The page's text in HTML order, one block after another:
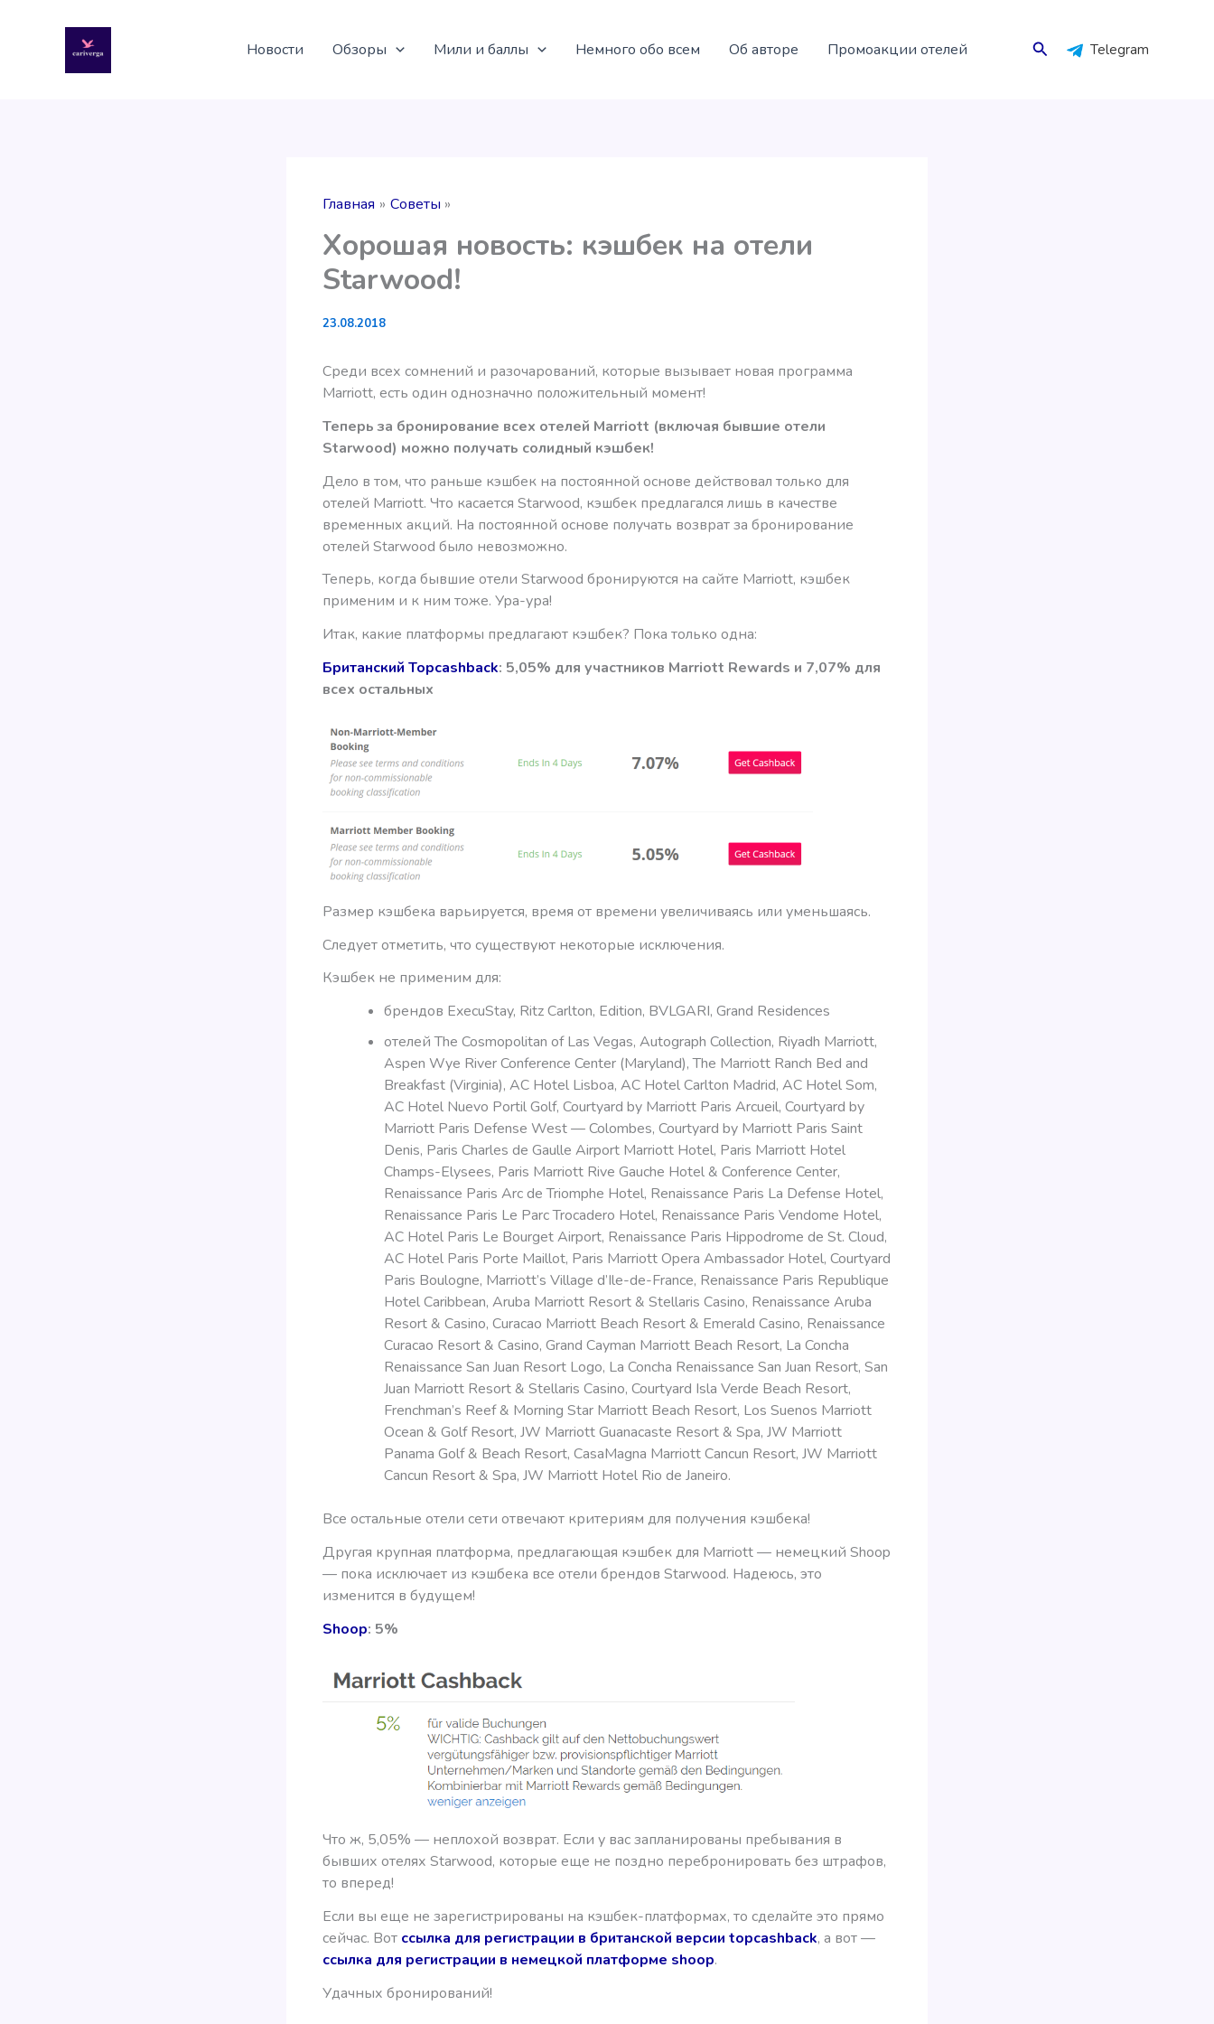
содержимому
Новости Обзоры Мили и баллы Немного обо всем Об авторе Промоакции отелей Поиск Telegram
Главная Советы
Хорошая новость: кэшбек на отели
Starwood!
23.08.2018
Среди всех сомнений и разочарований, которые вызывает новая программа
Marriott, есть один однозначно положительный момент!
Теперь за бронирование всех отелей Marriott (включая бывшие отели
Starwood) можно получать солидный кэшбек!
Дело в том, что раньше кэшбек на постоянной основе действовал только для
отелей Marriott. Что касается Starwood, кэшбек предлагался лишь в качестве
временных акций. На постоянной основе получать возврат за бронирование
отелей Starwood было невозможно.
Теперь, когда бывшие отели Starwood бронируются на сайте Marriott, кэшбек
применим и к ним тоже. Ура-ура!
Итак, какие платформы предлагают кэшбек? Пока только одна:
Британский Topcashback: 5,05% для участников Marriott Rewards и 7,07% для
всех остальных
Размер кэшбека варьируется, время от времени увеличиваясь или уменьшаясь.
Следует отметить, что существуют некоторые исключения.
Кэшбек не применим для:
брендов ExecuStay, Ritz Carlton, Edition, BVLGARI, Grand Residences
отелей The Cosmopolitan of Las Vegas, Autograph Collection, Riyadh Marriott,
Aspen Wye River Conference Center (Maryland), The Marriott Ranch Bed and
Breakfast (Virginia), AC Hotel Lisboa, AC Hotel Carlton Madrid, AC Hotel Som,
AC Hotel Nuevo Portil Golf, Courtyard by Marriott Paris Arcueil, Courtyard by
Marriott Paris Defense West — Colombes, Courtyard by Marriott Paris Saint
Denis, Paris Charles de Gaulle Airport Marriott Hotel, Paris Marriott Hotel
Champs-Elysees, Paris Marriott Rive Gauche Hotel & Conference Center,
Renaissance Paris Arc de Triomphe Hotel, Renaissance Paris La Defense Hotel,
Renaissance Paris Le Parc Trocadero Hotel, Renaissance Paris Vendome Hotel,
AC Hotel Paris Le Bourget Airport, Renaissance Paris Hippodrome de St. Cloud,
AC Hotel Paris Porte Maillot, Paris Marriott Opera Ambassador Hotel, Courtyard
Paris Boulogne, Marriott’s Village d’Ile-de-France, Renaissance Paris Republique
Hotel Caribbean, Aruba Marriott Resort & Stellaris Casino, Renaissance Aruba
Resort & Casino, Curacao Marriott Beach Resort & Emerald Casino, Renaissance
Curacao Resort & Casino, Grand Cayman Marriott Beach Resort, La Concha
Renaissance San Juan Resort Logo, La Concha Renaissance San Juan Resort, San
Juan Marriott Resort & Stellaris Casino, Courtyard Isla Verde Beach Resort,
Frenchman’s Reef & Morning Star Marriott Beach Resort, Los Suenos Marriott
Ocean & Golf Resort, JW Marriott Guanacaste Resort & Spa, JW Marriott
Panama Golf & Beach Resort, CasaMagna Marriott Cancun Resort, JW Marriott
Cancun Resort & Spa, JW Marriott Hotel Rio de Janeiro.
Все остальные отели сети отвечают критериям для получения кэшбека!
Другая крупная платформа, предлагающая кэшбек для Marriott — немецкий Shoop
— пока исключает из кэшбека все отели брендов Starwood. Надеюсь, это
изменится в будущем!
Shoop: 5%
Что ж, 5,05% — неплохой возврат. Если у вас запланированы пребывания в
бывших отелях Starwood, которые еще не поздно перебронировать без штрафов,
то вперед!
Если вы еще не зарегистрированы на кэшбек-платформах, то сделайте это прямо
сейчас. Вот ссылка для регистрации в британской версии topcashback, а вот —
ссылка для регистрации в немецкой платформе shoop.
Удачных бронирований!